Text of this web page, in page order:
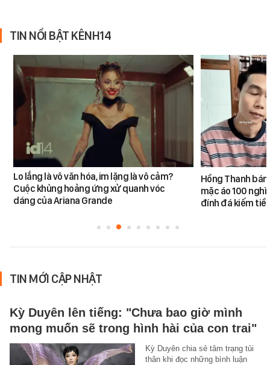
TIN NỔI BẬT KÊNH14
Lo lắng là vô văn hóa, im lặng là vô cảm?
Cuộc khủng hoảng ứng xử quanh vóc
dáng của Ariana Grande
Hồng Thanh
mặc áo 100
đính đá kiếm
TIN MỚI CẬP NHẬT
Kỳ Duyên lên tiếng: "Chưa bao giờ mình
mong muốn sẽ trong hình hài của con trai"
Kỳ Duyên chia sẻ tâm trạng tủi
thân khi đọc những bình luận